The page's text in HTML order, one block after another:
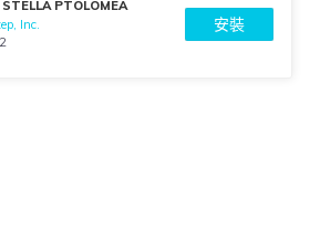
STELLA PTOLOMEA
Inc.
安裝